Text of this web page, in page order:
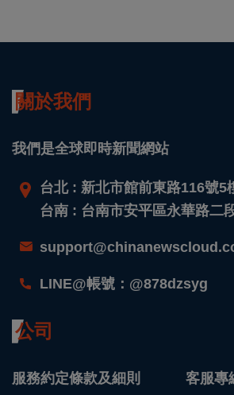
關於我們
我們是全球即時新聞網站
台北 : 新北市館前東路116號5
台南 : 台南市安平區永華路二
LINE@帳號：@878dzsyg
公司
服務約定條款及細則
客服專